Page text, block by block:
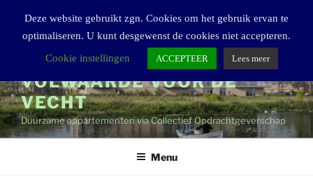
VOLWAARDE VOOR DE
VECHT
Duurzame appartementen via Collectief Opdrachtgeverschap
Menu
Deze website gebruikt zgn. Cookies om het gebruik ervan te
optimaliseren. U kunt desgewenst de cookies niet accepteren.
Cookie instellingen
ACCEPTEER Lees meer